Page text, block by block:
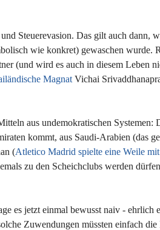
Steuerevasion. Das gilt auch dann,
wie konkret) gewaschen wurde.
(und wird es auch in diesem Leben
Magnat Vichai
aus undemokratischen Systemen:
kommt, aus Saudi-Arabien (das
(Atletico Madrid spielte eine Weile
zu den Scheichclubs werden
es jetzt einmal bewusst naiv - ehrlich
Zuwendungen müssten einfach die